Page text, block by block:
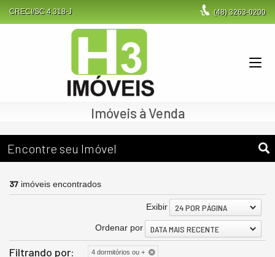
CRECI/SC 4.318-J (48)3263-0200
Imóveis à Venda
Encontre seu Imóvel
37 imóveis encontrados
Exibir 24 POR PÁGINA
Ordenar por DATA MAIS RECENTE
Filtrando por: 4 dormitórios ou +